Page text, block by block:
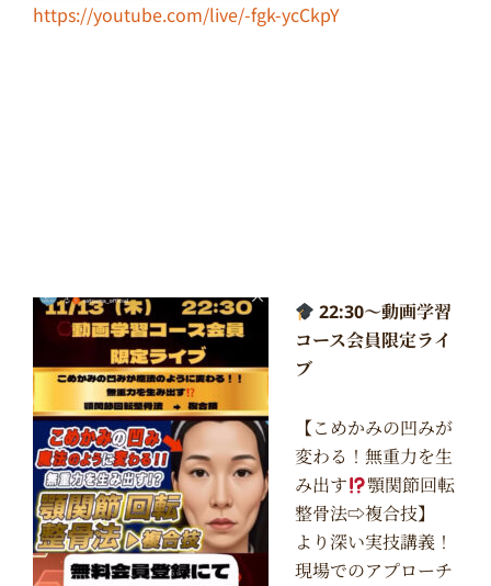
https://youtube.com/live/-fgk-ycCkpY
22:30〜動画学習
コース会員限定ライ
ブ
【こめかみの凹みが
変わる！無重力を生
み出す
顎関節回転
整骨法⇨複合技】
より深い実技講義！
現場でのアプローチ